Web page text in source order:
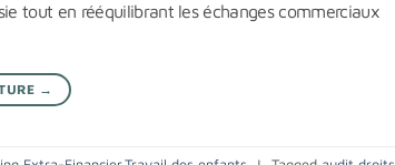
tout en rééquilibrant les échanges commerciaux
→